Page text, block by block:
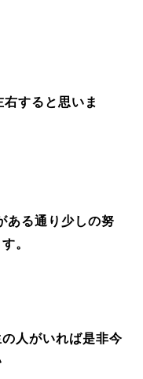
すると思いま
ある通り少しの努
。
人がいれば是非今